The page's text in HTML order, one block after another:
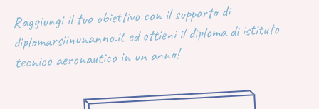
Raggiungi il tuo obiettivo con il supporto di
diplomarsiinunanno.it ed ottieni il diploma di istituto
tecnico aeronautico in un anno!